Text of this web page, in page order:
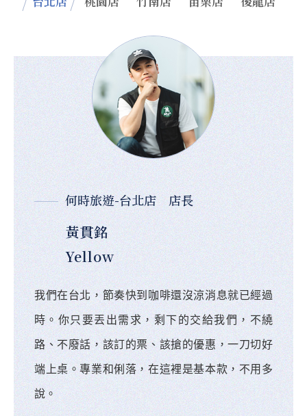
何時旅遊-台北店 店長
黃貫銘
Yellow
我們在台北，節奏快到咖啡還沒涼消息就已經過
時。你只要丟出需求，剩下的交給我們，不繞
路、不廢話，該訂的票、該搶的優惠，一刀切好
端上桌。專業和俐落，在這裡是基本款，不用多
說。